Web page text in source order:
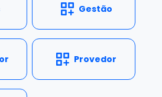
Gestão
Provedor